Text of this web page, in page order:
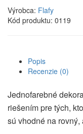
Výrobca: Flafy
Kód produktu: 0119
Popis
Recenzie (0)
Jednofarebné
riešením pre tých,
sú vhodné na